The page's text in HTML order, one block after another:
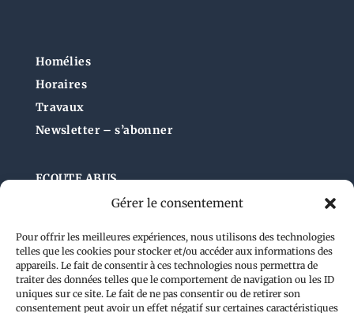
Gérer le consentement
Pour offrir les meilleures expériences, nous utilisons des technologies
telles que les cookies pour stocker et/ou accéder aux informations des
appareils. Le fait de consentir à ces technologies nous permettra de
traiter des données telles que le comportement de navigation ou les ID
uniques sur ce site. Le fait de ne pas consentir ou de retirer son
consentement peut avoir un effet négatif sur certaines caractéristiques
Homélies
Horaires
Travaux
Newsletter – s’abonner
ECOUTE ABUS
Administration du site